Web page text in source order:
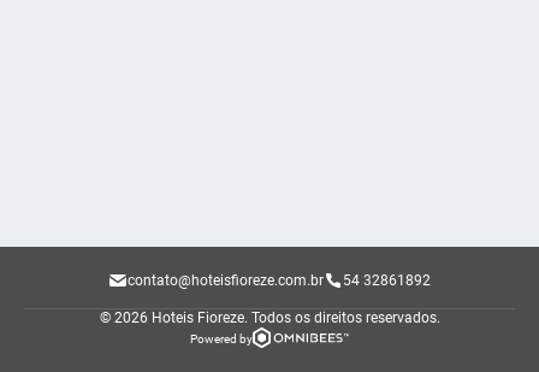
contato@hoteisfioreze.com.br 54 32861892
© 2026 Hoteis Fioreze. Todos os direitos reservados.
Powered by